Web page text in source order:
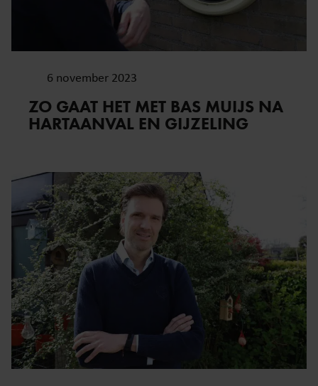
6 november 2023
ZO GAAT HET MET BAS MUIJS NA
HARTAANVAL EN GIJZELING